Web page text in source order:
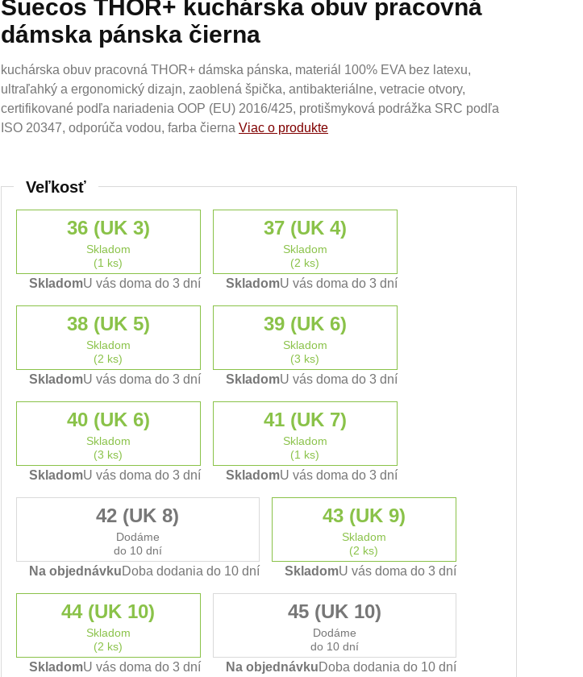
Suecos THOR+ kuchárska obuv pracovná
dámska pánska čierna
kuchárska obuv pracovná THOR+ dámska pánska, materiál 100% EVA bez latexu,
ultraľahký a ergonomický dizajn, zaoblená špička, antibakteriálne, vetracie otvory,
certifikované podľa nariadenia OOP (EU) 2016/425, protišmyková podrážka SRC podľa
ISO 20347, odporúča vodou, farba čierna Viac o produkte
Veľkosť
36 (UK 3)
Skladom
(1 ks)
SkladomU vás doma do 3 dní
37 (UK 4)
Skladom
(2 ks)
SkladomU vás doma do 3 dní
38 (UK 5)
Skladom
(2 ks)
SkladomU vás doma do 3 dní
39 (UK 6)
Skladom
(3 ks)
SkladomU vás doma do 3 dní
40 (UK 6)
Skladom
(3 ks)
SkladomU vás doma do 3 dní
41 (UK 7)
Skladom
(1 ks)
SkladomU vás doma do 3 dní
42 (UK 8)
Dodáme
do 10 dní
Na objednávkuDoba dodania do 10 dní
43 (UK 9)
Skladom
(2 ks)
SkladomU vás doma do 3 dní
44 (UK 10)
Skladom
(2 ks)
SkladomU vás doma do 3 dní
45 (UK 10)
Dodáme
do 10 dní
Na objednávkuDoba dodania do 10 dní